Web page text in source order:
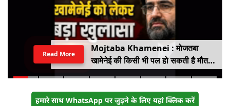
Mojtaba Khamenei : मोजतबा
खामेनेई की किसी भी पल हो सकती है मौत,
इजराइली मीडिया के दावे के बीच सामने आया
हालत
Read More
हमारे साथ WhatsApp पर जुड़ने के लिए यहां क्लिक करें